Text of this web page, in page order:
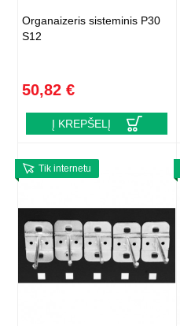
Organaizeris sisteminis P30
S12
50,82 €
Į KREPŠELĮ
Tik internetu